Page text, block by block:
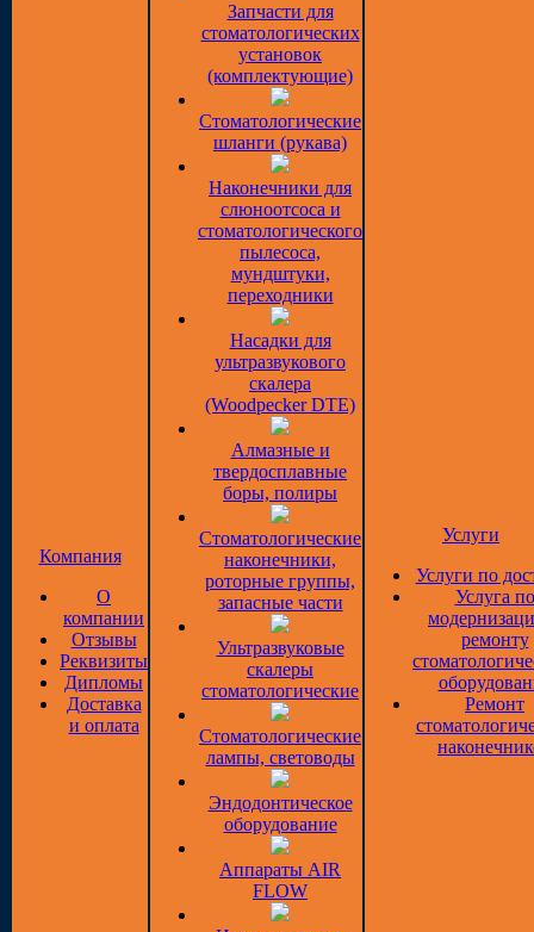
Компания
О
компании
Отзывы
Реквизиты
Дипломы
Доставка
и оплата
Запчасти для
стоматологических
установок
(комплектующие)
Стоматологические
шланги (рукава)
Наконечники для
слюноотсоса и
стоматологического
пылесоса,
мундштуки,
переходники
Насадки для
ультразвукового
скалера
(Woodpecker DTE)
Алмазные и
твердосплавные
боры, полиры
Стоматологические
наконечники,
роторные группы,
запасные части
Ультразвуковые
скалеры
стоматологические
Стоматологические
лампы, световоды
Эндодонтическое
оборудование
Аппараты AIR
FLOW
Услуги
Услуги по
Услуга по
ремонту
Ремонт